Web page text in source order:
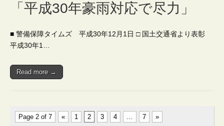
「平成30年豪雨対応で尽力」
■ 警備保障タイムズ 平成30年12月1日 □ 国土交通省より表彰
平成30年1…
Read more →
Page 2 of 7 « 1 2 3 4 … 7 »